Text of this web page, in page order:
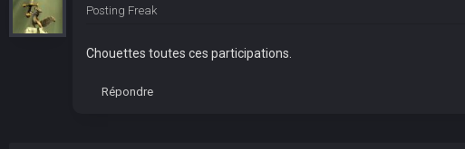
Posting Freak
Chouettes toutes ces participations.
Répondre